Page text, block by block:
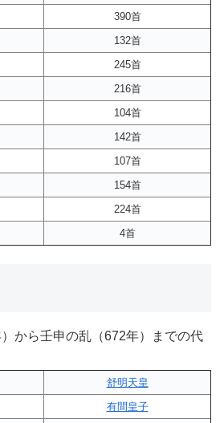
390首
132首
245首
216首
104首
142首
107首
154首
224首
4首
から壬申の乱（672年）までの代
舒明天皇
有間皇子